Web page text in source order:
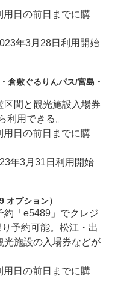
用日の前日までに購
年3月28日利用開始
倉敷ぐるりんパス/宮島・
間と観光施設入場券
利用できる。
用日の前日までに購
年3月31日利用開始
オプション）
「e5489」でクレジ
予約可能。松江・出
光施設の入場券などが
用日の前日までに購